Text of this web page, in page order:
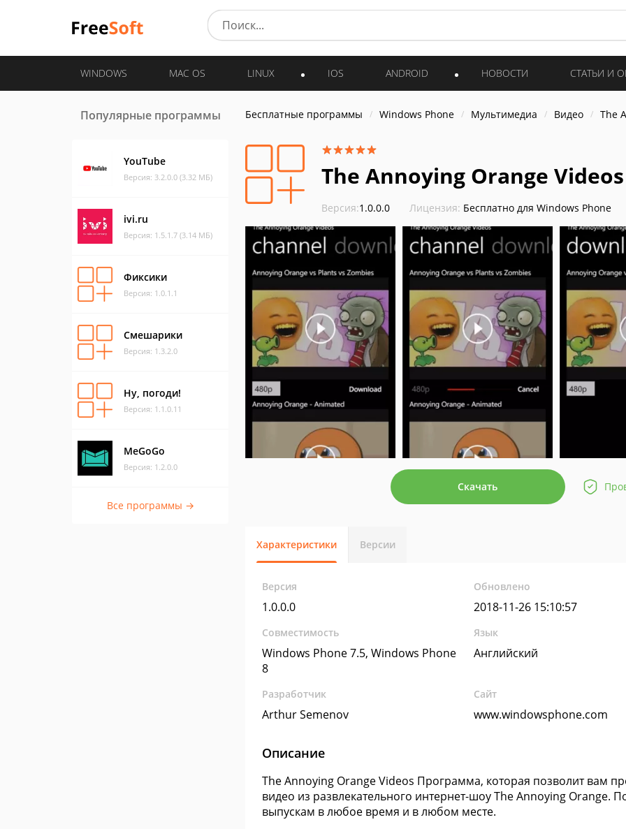
WINDOWS MAC OS LINUX IOS ANDROID НОВОСТИ СТАТЬИ И
Популярные программы
YouTube
Версия: 3.2.0.0 (3.32 МБ)
ivi.ru
Версия: 1.5.1.7 (3.14 МБ)
Фиксики
Версия: 1.0.1.1
Смешарики
Версия: 1.3.2.0
Ну, погоди!
Версия: 1.1.0.11
MeGoGo
Версия: 1.2.0.0
Все программы →
Бесплатные программы Windows Phone Мультимедиа Видео The
The Annoying Orange Videos
Версия:1.0.0.0 Лицензия: Бесплатно для Windows Phone
Скачать
Характеристики Версии
Версия
1.0.0.0
Обновлено
2018-11-26 15:10:57
Совместимость
Windows Phone 7.5, Windows Phone
8
Язык
Английский
Разработчик
Arthur Semenov
Сайт
www.windowsphone.com
Описание
The Annoying Orange Videos Программа, которая позволит вам
видео из развлекательного интернет-шоу The Annoying
выпускам в любое время и в любом месте.